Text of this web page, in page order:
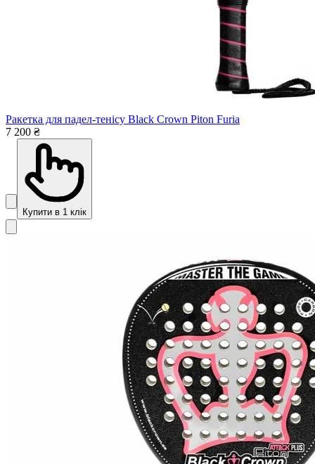
Ракетка для падел-тенісу Black Crown Piton Furia
7 200 ₴
Купити в 1 клік